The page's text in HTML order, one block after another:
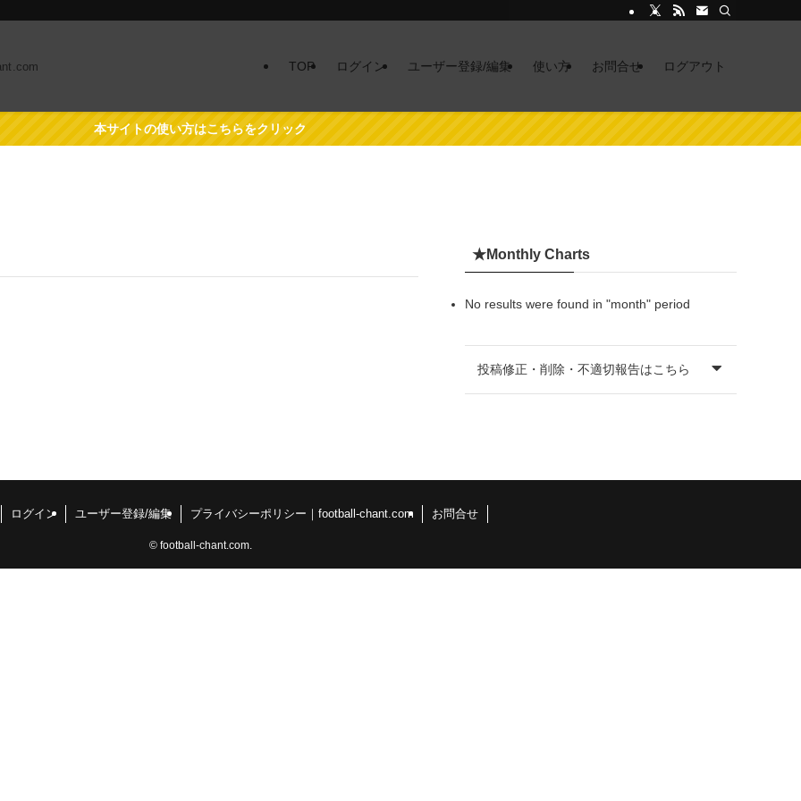
TOP ログイン ユーザー登録/編集 使い方 お問合せ ログアウト
本サイトの使い方はこちらをクリック
★Monthly Charts
No results were found in "month" period
投稿修正・削除・不適切報告はこちら
ログイン ユーザー登録/編集 プライバシーポリシー｜football-chant.com お問合せ
©football-chant.com.